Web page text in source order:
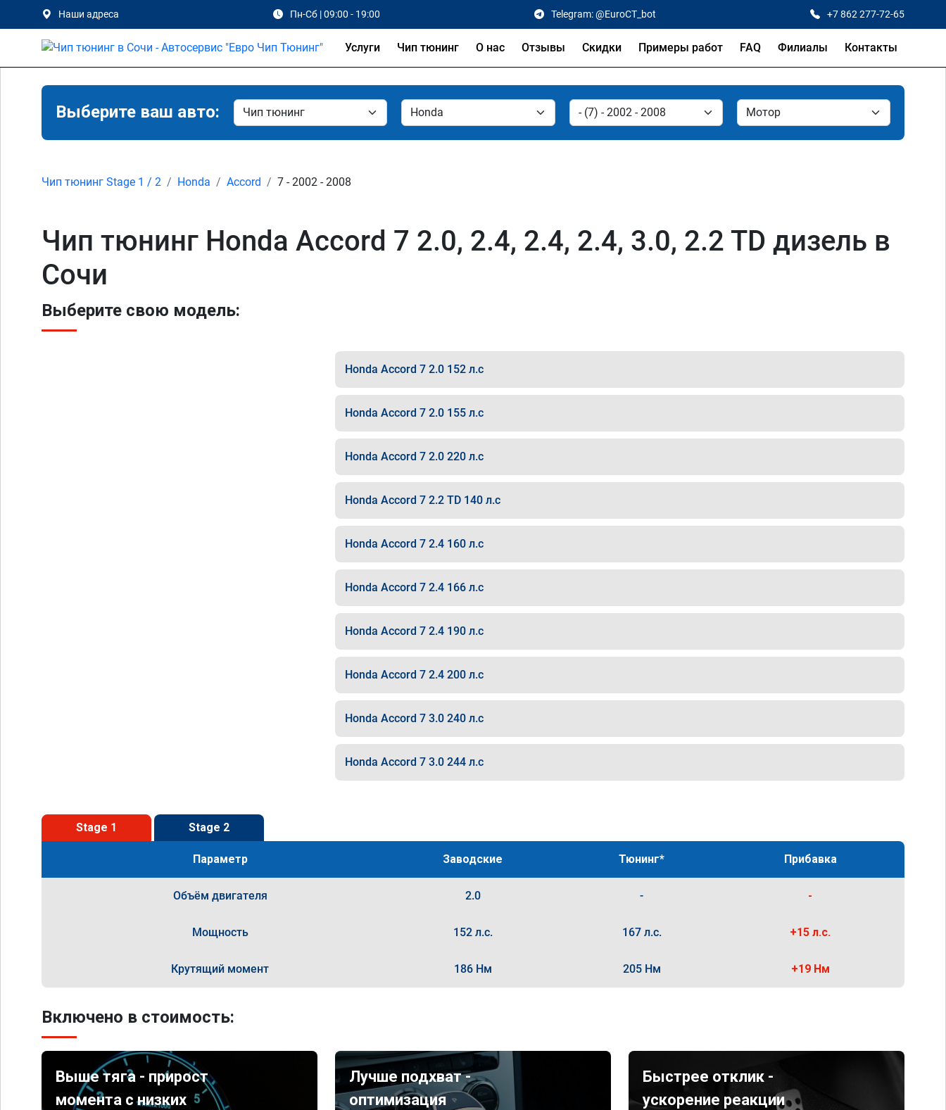
Наши адреса Пн-Сб | 09:00 - 19:00 Telegram: @EuroCT_bot +7 862 277-72-65
Услуги Чип тюнинг О нас Отзывы Скидки Примеры работ FAQ Филиалы Контакты
Выберите ваш авто:
Чип тюнинг Stage 1 / 2 Honda Accord 7 - 2002 - 2008
Чип тюнинг Honda Accord 7 2.0, 2.4, 2.4, 2.4, 3.0, 2.2 TD дизель в
Сочи
Выберите свою модель:
Honda Accord 7 2.0 152 л.с
Honda Accord 7 2.0 155 л.с
Honda Accord 7 2.0 220 л.с
Honda Accord 7 2.2 TD 140 л.с
Honda Accord 7 2.4 160 л.с
Honda Accord 7 2.4 166 л.с
Honda Accord 7 2.4 190 л.с
Honda Accord 7 2.4 200 л.с
Honda Accord 7 3.0 240 л.с
Honda Accord 7 3.0 244 л.с
Stage 1 Stage 2
Параметр Заводские Тюнинг* Прибавка
Объём двигателя 2.0 - -
Мощность 152 л.с. 167 л.с. +15 л.с.
Крутящий момент 186 Нм 205 Нм +19 Нм
Включено в стоимость:
Выше тяга - прирост
момента с низких
Лучше подхват -
оптимизация
Быстрее отклик -
ускорение реакции